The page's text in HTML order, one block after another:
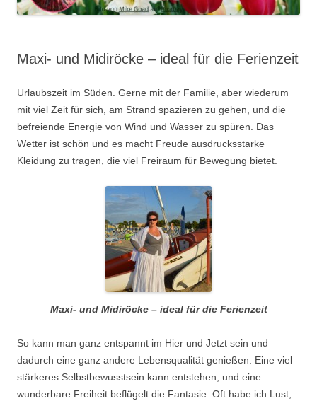
Maxi- und Midiröcke – ideal für die Ferienzeit
Urlaubszeit im Süden. Gerne mit der Familie, aber wiederum
mit viel Zeit für sich, am Strand spazieren zu gehen, und die
befreiende Energie von Wind und Wasser zu spüren. Das
Wetter ist schön und es macht Freude ausdrucksstarke
Kleidung zu tragen, die viel Freiraum für Bewegung bietet.
Maxi- und Midiröcke – ideal für die Ferienzeit
So kann man ganz entspannt im Hier und Jetzt sein und
dadurch eine ganz andere Lebensqualität genießen. Eine viel
stärkeres Selbstbewusstsein kann entstehen, und eine
wunderbare Freiheit beflügelt die Fantasie. Oft habe ich Lust,